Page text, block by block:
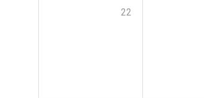
22